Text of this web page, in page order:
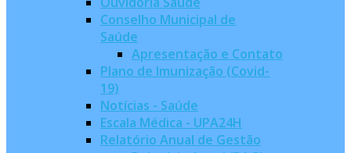
Conselho Municipal de
Saúde
Apresentação e Contato
Plano de Imunização (Covid-
19)
Notícias - Saúde
Escala Médica - UPA24H
Relatório Anual de Gestão